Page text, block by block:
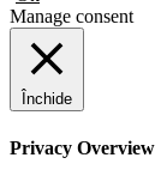
Manage consent
Închide
Privacy Overview